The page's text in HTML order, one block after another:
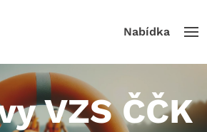
Nabídka
VZS ČČK